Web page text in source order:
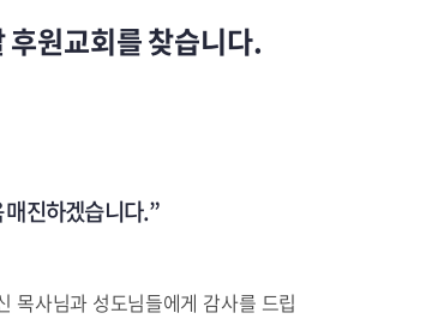
원교회를 찾습니다.
매진하겠습니다.”
목사님과 성도님들에게 감사를 드립